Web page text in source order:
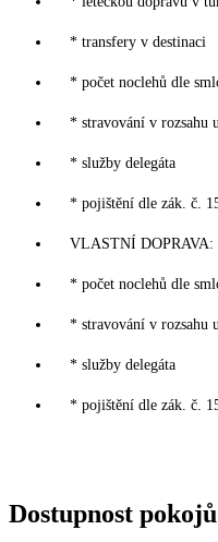
* transfery v destinaci
* počet noclehů dle
* stravování v rozsahu
* služby delegáta
* pojištění dle zák. č.
VLASTNÍ DOPRAVA:
* počet noclehů dle
* stravování v rozsahu
* služby delegáta
* pojištění dle zák. č.
Dostupnost pokojů